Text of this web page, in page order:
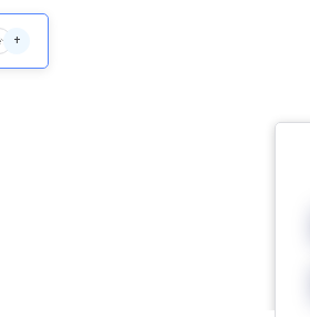
+